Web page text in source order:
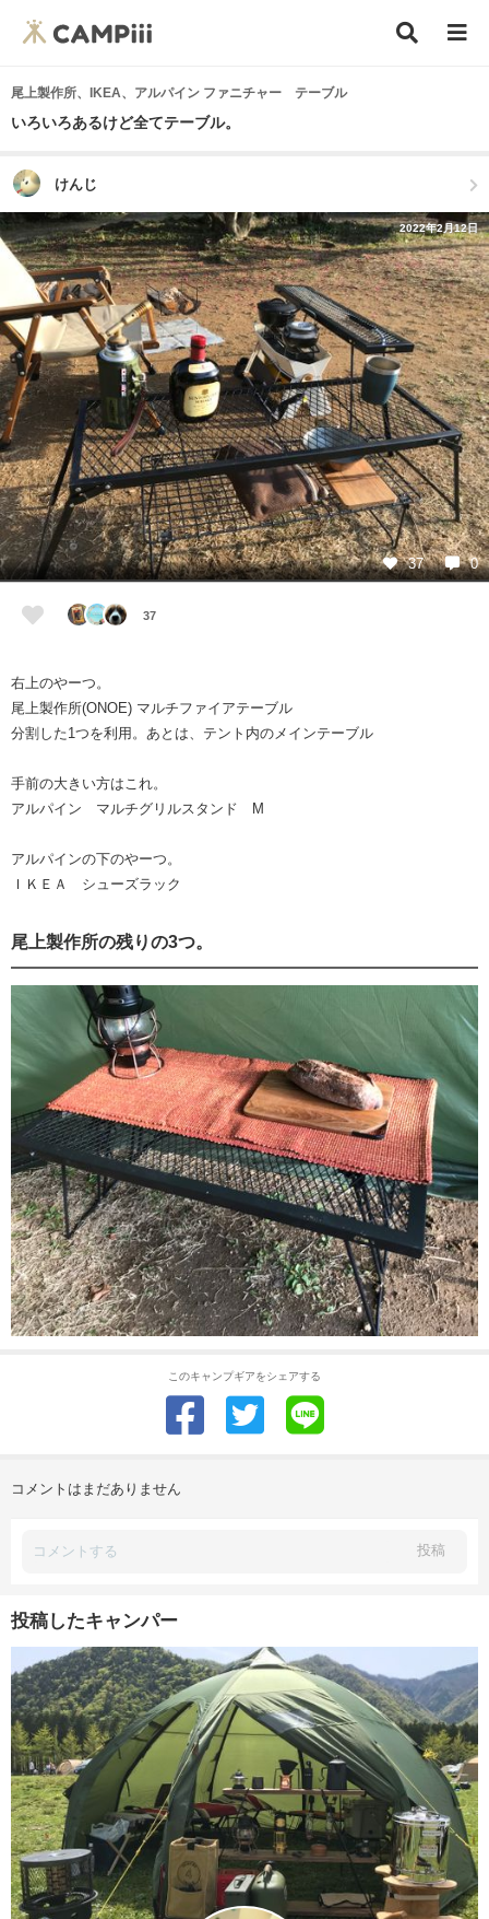
尾上製作所、IKEA、アルパイン ファニチャー テーブル
いろいろあるけど全てテーブル。
けんじ
2022年2月12日
37 0
37
右上のやーつ。
尾上製作所(ONOE) マルチファイアテーブル
分割した1つを利用。あとは、テント内のメインテーブル
手前の大きい方はこれ。
アルパイン マルチグリルスタンド M
アルパインの下のやーつ。
ＩＫＥＡ シューズラック
尾上製作所の残りの3つ。
このキャンプギアをシェアする
コメントはまだありません
投稿
投稿したキャンパー